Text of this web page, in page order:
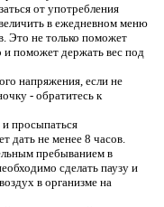
от употребления
в ежедневном меню
Это не только поможет
и поможет держать вес под
напряжения, если не
- обратитесь к
просыпаться
дать не менее 8 часов.
пребыванием в
сделать паузу и
в организме на